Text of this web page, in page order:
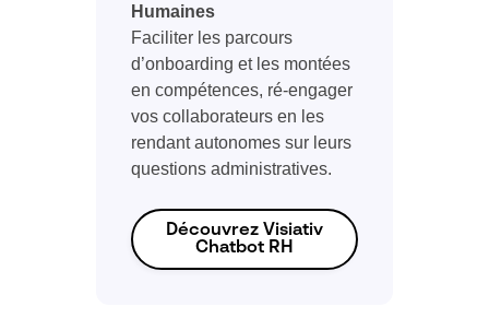
Humaines
Faciliter les parcours
d’onboarding et les montées
en compétences, ré-engager
vos collaborateurs en les
rendant autonomes sur leurs
questions administratives.
Découvrez Visiativ
Chatbot RH